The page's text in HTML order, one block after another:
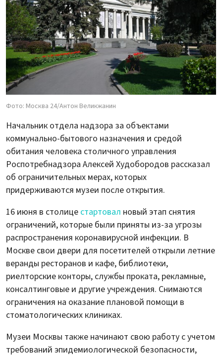
Фото: Москва 24/Антон Великжанин
Начальник отдела надзора за объектами
коммунально-бытового назначения и средой
обитания человека столичного управления
Роспотребнадзора Алексей Худобородов рассказал
об ограничительных мерах, которых
придерживаются музеи после открытия.
16 июня в столице стартовал новый этап снятия
ограничений, которые были приняты из-за угрозы
распространения коронавирусной инфекции. В
Москве свои двери для посетителей открыли летние
веранды ресторанов и кафе, библиотеки,
риелторские конторы, службы проката, рекламные,
консалтинговые и другие учреждения. Снимаются
ограничения на оказание плановой помощи в
стоматологических клиниках.
Музеи Москвы также начинают свою работу с учетом
требований эпидемиологической безопасности,